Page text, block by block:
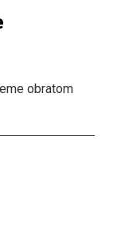
obratom